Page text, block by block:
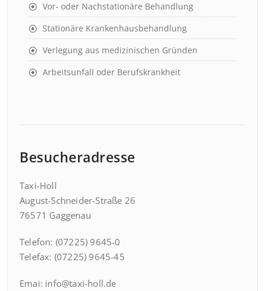
Vor- oder Nachstationäre Behandlung
Stationäre Krankenhausbehandlung
Verlegung aus medizinischen Gründen
Arbeitsunfall oder Berufskrankheit
Besucheradresse
Taxi-Holl
August-Schneider-Straße 26
76571 Gaggenau
Telefon: (07225) 9645-0
Telefax: (07225) 9645-45
Emai: info@taxi-holl.de